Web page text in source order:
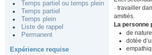
Temps partiel ou temps plein
Temps partiel
Temps plein
Liste de rappel
Permanent
Expérience requise
· travailler
amitiés.
La personne
de
dotée